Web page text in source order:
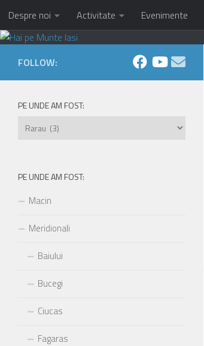
Skip to content
Despre noi Activitate Evenimente
FOLLOW:
PE UNDE AM FOST:
Pe
PE UNDE AM FOST:
Macin
Meridionali
Baiului
Bucegi
Ciucas
Fagaras